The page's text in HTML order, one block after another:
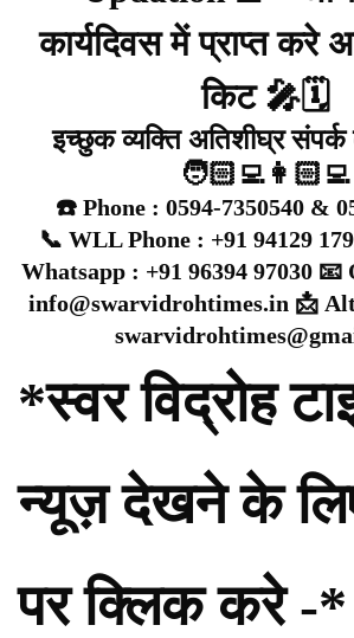
कार्यदिवस में प्राप्त करे
किट 🎤🗓️
इच्छुक व्यक्ति अतिशीघ्र
🧑🏻‍💻👩🏻‍💻
☎️ Phone : 0594-7350540 &
📞 WLL Phone : +91 94129
Whatsapp : +91 96394 97030
info@swarvidrohtimes.in 📩
*स्वर विद्रोह
न्यूज़ देखने के
पर क्लिक करे -*